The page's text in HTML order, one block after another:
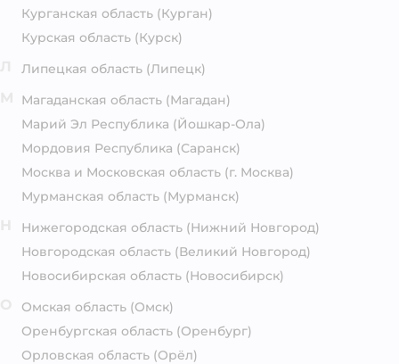
Курганская область (Курган)
Курская область (Курск)
Липецкая область (Липецк)
Магаданская область (Магадан)
Марий Эл Республика (Йошкар-Ола)
Мордовия Республика (Саранск)
Москва и Московская область (г. Москва)
Мурманская область (Мурманск)
Нижегородская область (Нижний Новгород)
Новгородская область (Великий Новгород)
Новосибирская область (Новосибирск)
Омская область (Омск)
Оренбургская область (Оренбург)
Орловская область (Орёл)